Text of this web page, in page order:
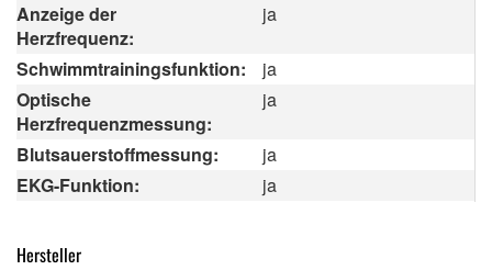
Anzeige der
Herzfrequenz:
ja
Schwimmtrainingsfunktion:
ja
Optische
Herzfrequenzmessung:
ja
Blutsauerstoffmessung:
ja
EKG-Funktion:
ja
Hersteller